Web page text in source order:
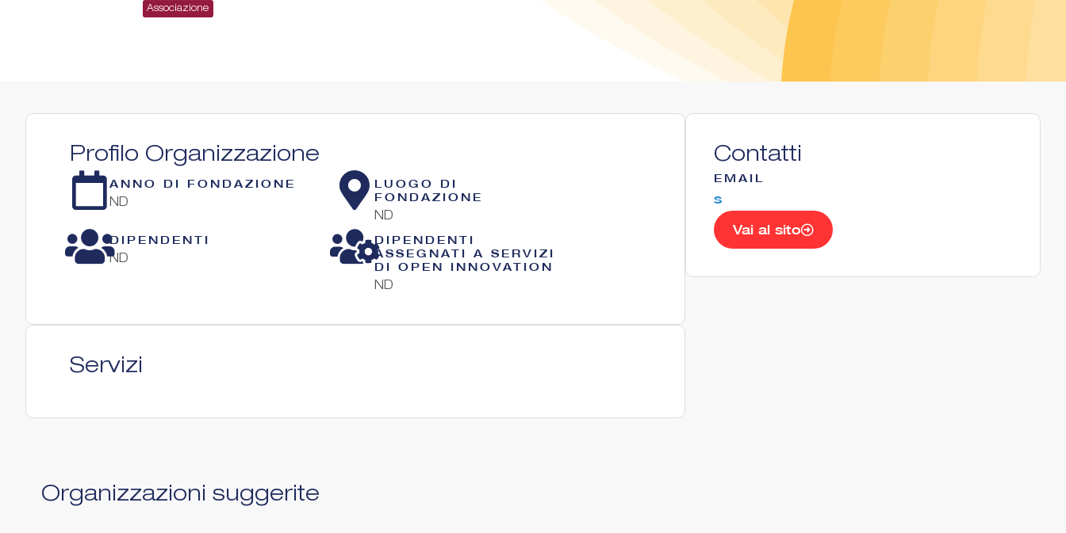
Associazione
Profilo Organizzazione
ANNO DI FONDAZIONE
ND
LUOGO DI
FONDAZIONE
ND
DIPENDENTI
ND
DIPENDENTI
ASSEGNATI A SERVIZI
DI OPEN INNOVATION
ND
Servizi
Contatti
EMAIL
s
Vai al sito
Organizzazioni suggerite